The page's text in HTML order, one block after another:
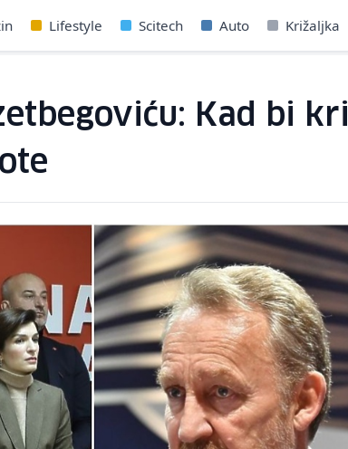
Lifestyle Scitech Auto Križaljka
Kad bi